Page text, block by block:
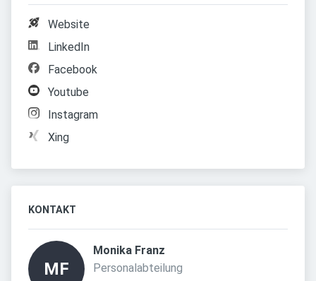
Website
LinkedIn
Facebook
Youtube
Instagram
Xing
KONTAKT
MF
Monika Franz
Personalabteilung